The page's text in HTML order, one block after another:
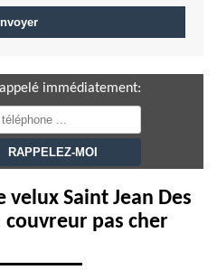
immédiatement:
Saint Jean Des
couvreur pas cher